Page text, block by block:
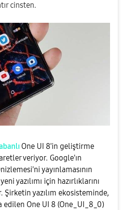
cinsten.
One UI 8'in geliştirme
veriyor. Google'ın
yayınlamasının
yazılımı için hazırlıklarını
Şirketin yazılım ekosisteminde,
edilen One UI 8 (One_UI_8_0)